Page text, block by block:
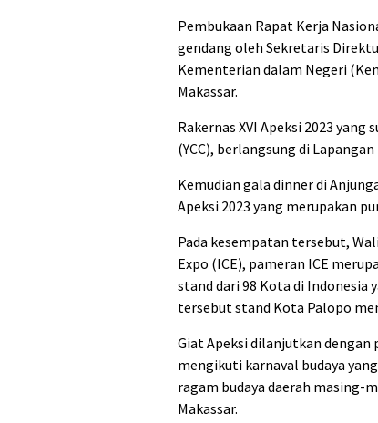
Pembukaan Rapat Kerja
gendang oleh Sekretaris
Kementerian dalam Negeri
Makassar.
Rakernas XVI Apeksi 2023
(YCC), berlangsung di
Kemudian gala dinner di
Apeksi 2023 yang merupakan
Pada kesempatan tersebut,
Expo (ICE), pameran ICE
stand dari 98 Kota di Indonesia
tersebut stand Kota Palopo
Giat Apeksi dilanjutkan dengan
mengikuti karnaval budaya
ragam budaya daerah masing-
Makassar.